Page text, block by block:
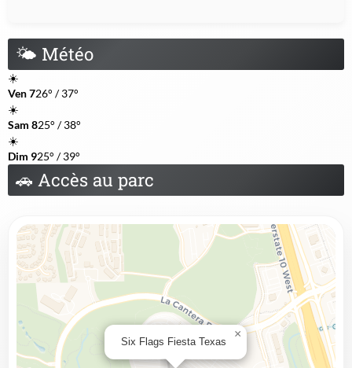
🌤 Météo
☀️
Ven 726° / 37°
☀️
Sam 825° / 38°
☀️
Dim 925° / 39°
🚗 Accès au parc
Six Flags Fiesta Texas
×